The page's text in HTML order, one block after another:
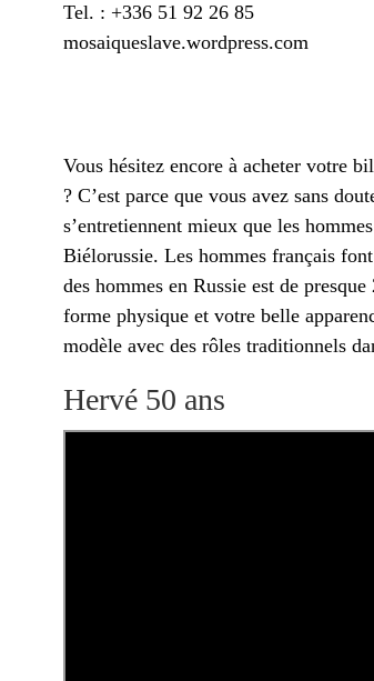
Tel. : +336 51 92 26 85
mosaiqueslave.wordpress.com
Vous hésitez encore à acheter votre
? C’est parce que vous avez sans
s’entretiennent mieux que les
Biélorussie. Les hommes français
des hommes en Russie est de
forme physique et votre belle
modèle avec des rôles traditionnels
Hervé 50 ans